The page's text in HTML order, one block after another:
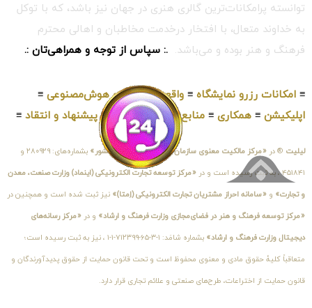
توانسته پرامکانات‌ترین گالری هنری در جهان نیز باشد، که با توکل
به خداوند متعال، با افتخار درخدمت مخاطبان و اهالی محترم
فرهنگ و هنر بوده و می‌باشد. .: سپاس از توجه و همراهی‌تان :.
≡ امکانات رزرو نمایشگاه≡ واقعیت‌مجازی و هوش‌مصنوعی≡
اپلیکیشن≡ همکاری≡ منابع‌مطالب≡قوانین≡پیشنهاد و انتقاد≡
لیلیت® در «مرکز مالکیت معنوی سازمان ثبت اسناد و املاک کشور» بشماره‌های: ۲۸۰۹۲۹ و
۴۵۱۸۴۱ ، به ثبت رسیده است و در «مرکز توسعه تجارت الکترونیکی (اینماد) وزارت صنعت، معدن
و تجارت»و«سامانه احراز مشتریان تجارت الکترونیکی (اِمتا)»نیز ثبت شده است و همچنین در
«مرکز توسعه فرهنگ و هنر در فضای‌مجازی وزارت فرهنگ و ارشاد»و در «مرکز رسانه‌های
دیجیتال وزارت فرهنگ و ارشاد» بشماره شامَد: ۱-۳-۶۵-۷۱۲۳۹۹-۱-۱ ، نیز به ثبت رسیده است؛
متعاقباً کلیهٔ حقوق مادی و معنوی محفوظ است و تحت قانون حمایت از حقوق پدیدآورندگان و
قانون حمایت از اختراعات، طرح‌های صنعتی و علائم تجاری قرار دارد.